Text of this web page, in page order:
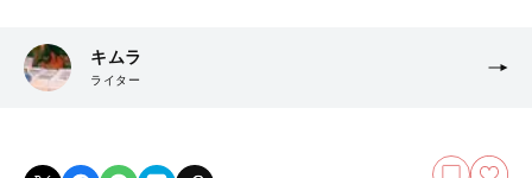
キムラ
ライター